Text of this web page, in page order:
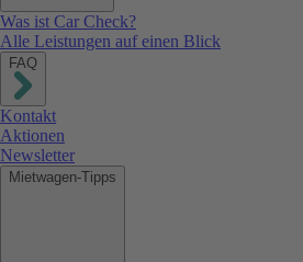
Was ist Car Check?
Alle Leistungen auf einen Blick
FAQ
Kontakt
Aktionen
Newsletter
Mietwagen-Tipps